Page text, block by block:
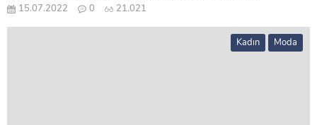
15.07.2022 0 21.021
Kadın Moda